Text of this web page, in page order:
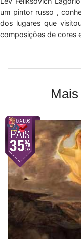
um pintor russo ,
dos lugares que
composições de cores